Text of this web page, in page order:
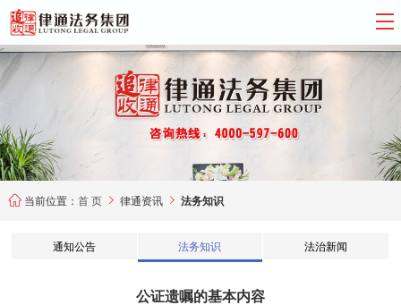
 当前位置： 首 页  律通资讯  法务知识
通知公告 法务知识 法治新闻
公证遗嘱的基本内容